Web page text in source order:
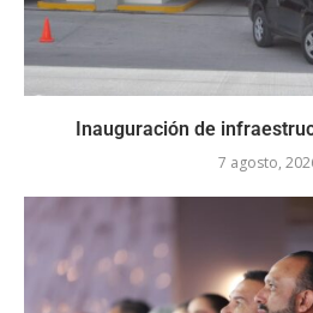
Inauguración de
7 agosto,